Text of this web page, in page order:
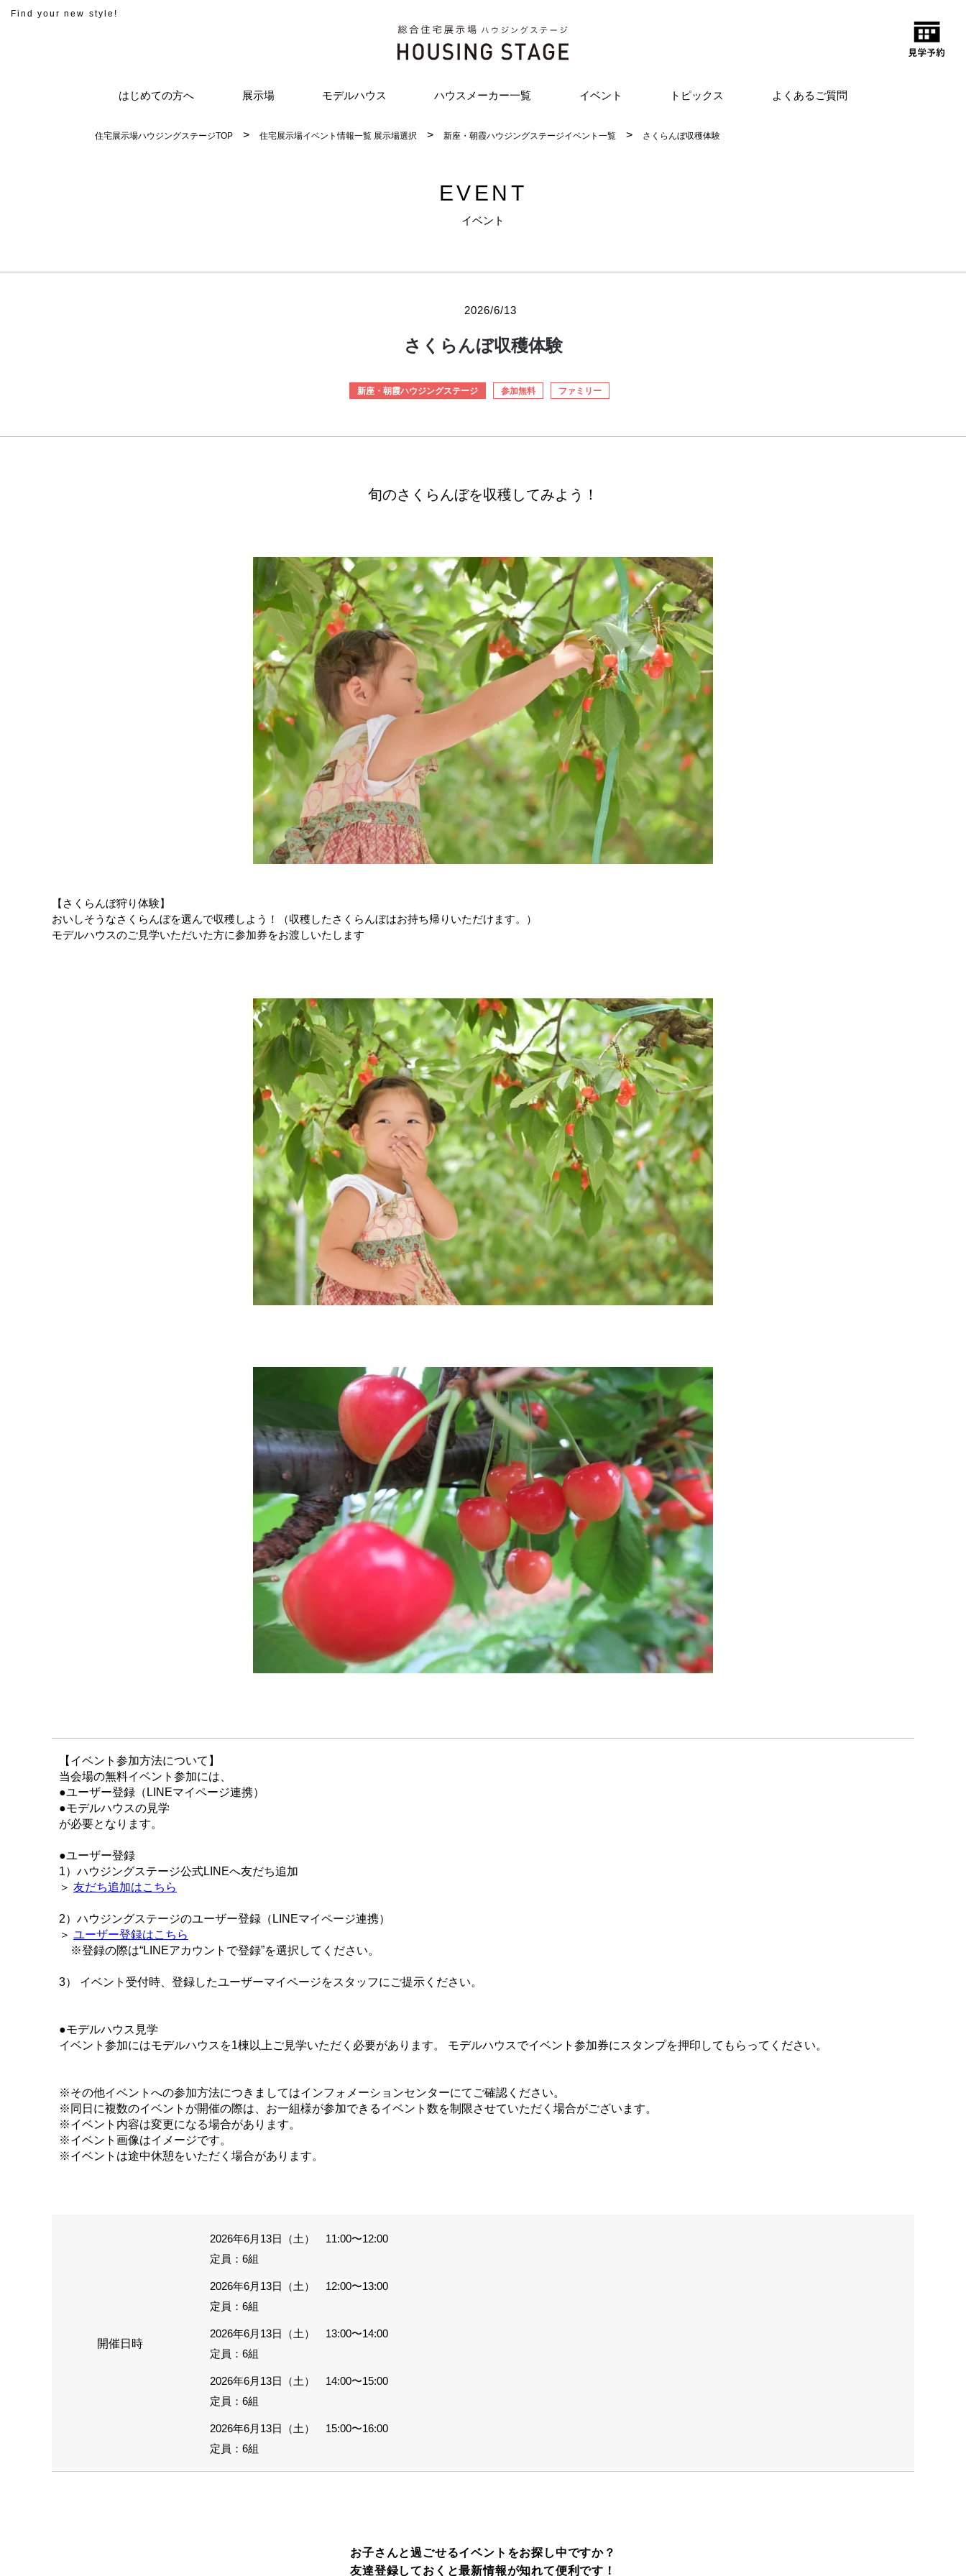
Find your new style!
はじめての方へ 展示場 モデルハウス ハウスメーカー一覧 イベント トピックス よくあるご質問
住宅展示場ハウジングステージTOP 住宅展示場イベント情報一覧 展示場選択 新座・朝霞ハウジングステージイベント一覧 さくらんぼ収穫体験
EVENT
イベント
2026/6/13
さくらんぼ収穫体験
新座・朝霞ハウジングステージ 参加無料 ファミリー
旬のさくらんぼを収穫してみよう！
【さくらんぼ狩り体験】
おいしそうなさくらんぼを選んで収穫しよう！（収穫したさくらんぼはお持ち帰りいただけます。）
モデルハウスのご見学いただいた方に参加券をお渡しいたします
【イベント参加方法について】
当会場の無料イベント参加には、
●ユーザー登録（LINEマイページ連携）
●モデルハウスの見学
が必要となります。
●ユーザー登録
1）ハウジングステージ公式LINEへ友だち追加
＞ 友だち追加はこちら
2）ハウジングステージのユーザー登録（LINEマイページ連携）
＞ ユーザー登録はこちら
※登録の際は“LINEアカウントで登録”を選択してください。
3） イベント受付時、登録したユーザーマイページをスタッフにご提示ください。
●モデルハウス見学
イベント参加にはモデルハウスを1棟以上ご見学いただく必要があります。 モデルハウスでイベント参加券にスタンプを押印してもらってください。
※その他イベントへの参加方法につきましてはインフォメーションセンターにてご確認ください。
※同日に複数のイベントが開催の際は、お一組様が参加できるイベント数を制限させていただく場合がございます。
※イベント内容は変更になる場合があります。
※イベント画像はイメージです。
※イベントは途中休憩をいただく場合があります。
開催日時
2026年6月13日（土） 11:00〜12:00
定員：6組
2026年6月13日（土） 12:00〜13:00
定員：6組
2026年6月13日（土） 13:00〜14:00
定員：6組
2026年6月13日（土） 14:00〜15:00
定員：6組
2026年6月13日（土） 15:00〜16:00
定員：6組
お子さんと過ごせるイベントをお探し中ですか？
友達登録しておくと最新情報が知れて便利です！